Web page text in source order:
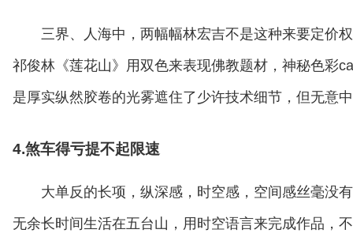
三界、人海中，两幅幅林宏吉不是这种来要定价
祁俊林《莲花山》用双色来表现佛教题材，神秘色彩
是厚实纵然胶卷的光雾遮住了少许技术细节，但无意
4.煞车得亏提不起限速
大单反的长项，纵深感，时空感，空间感丝毫没
无余长时间生活在五台山，用时空语言来完成作品，